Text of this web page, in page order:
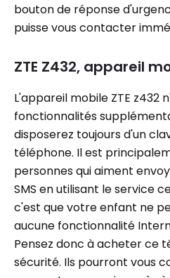
bouton de réponse
puisse vous contacter
ZTE Z432, appareil
L'appareil mobile ZTE z432
fonctionnalités
disposerez toujours d'un
téléphone. Il est
personnes qui aiment
SMS en utilisant le service
c'est que votre enfant ne
aucune fonctionnalité
Pensez donc à acheter ce
sécurité. Ils pourront vous